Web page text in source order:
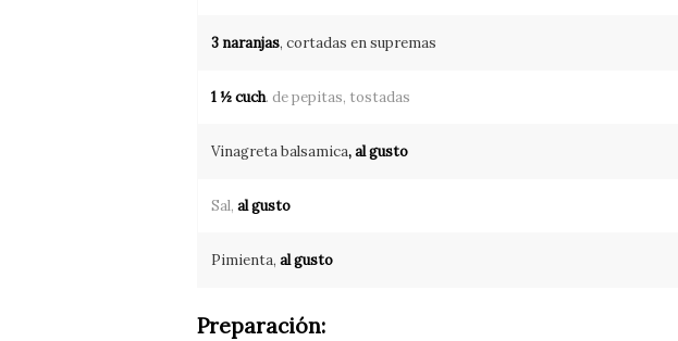
3 naranjas, cortadas en supremas
1 ½ cuch. de pepitas, tostadas
Vinagreta balsamica, al gusto
Sal, al gusto
Pimienta, al gusto
Preparación: